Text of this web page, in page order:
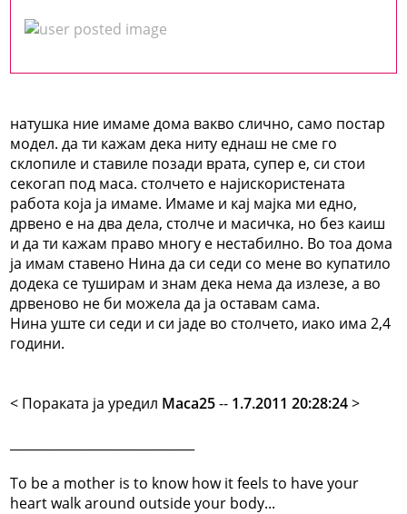
натушка ние имаме дома вакво слично, само постар
модел. да ти кажам дека ниту еднаш не сме го
склопиле и ставиле позади врата, супер е, си стои
секогап под маса. столчето е најискористената
работа која ја имаме. Имаме и кај мајка ми едно,
дрвено е на два дела, столче и масичка, но без каиш
и да ти кажам право многу е нестабилно. Во тоа дома
ја имам ставено Нина да си седи со мене во купатило
додека се туширам и знам дека нема да излезе, а во
дрвеново не би можела да ја оставам сама.
Нина уште си седи и си јаде во столчето, иако има 2,4
години.
< Поракaта ја уредил Maca25-- 1.7.2011 20:28:24>
To be a mother is to know how it feels to have your
heart walk around outside your body...